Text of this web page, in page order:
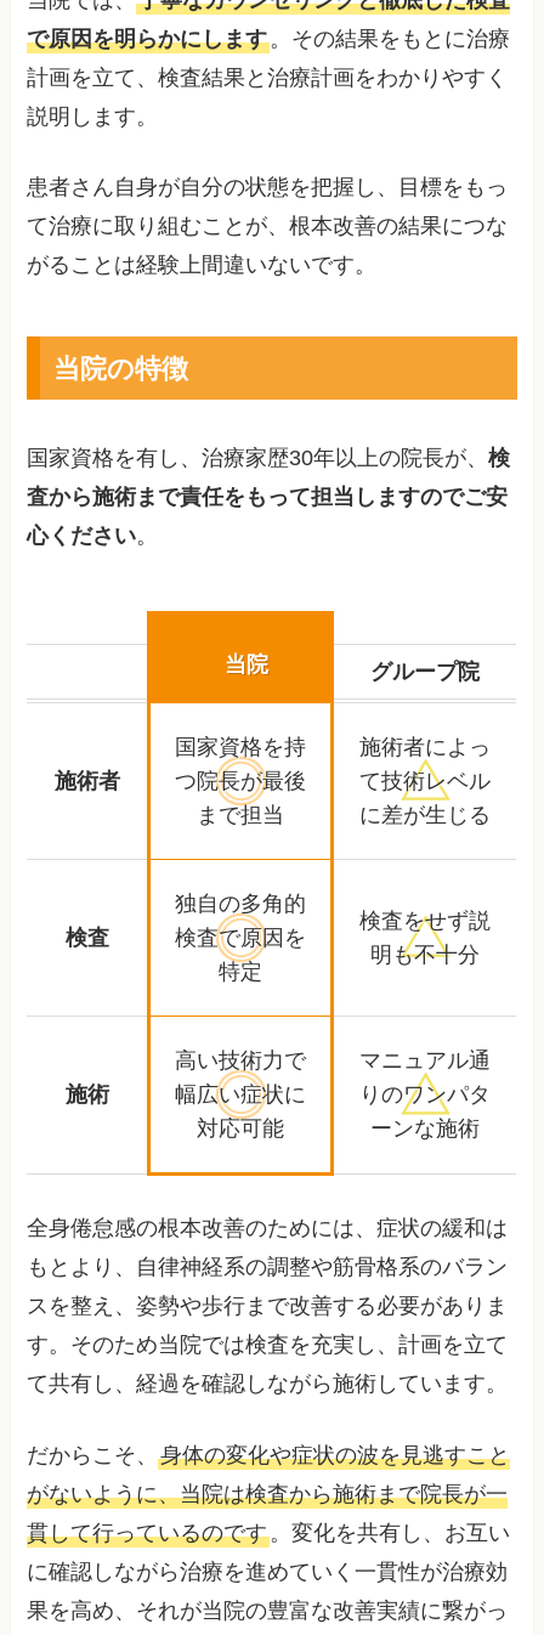
で原因を明らかにします。その結果をもとに治療
計画を立て、検査結果と治療計画をわかりやすく
説明します。
患者さん自身が自分の状態を把握し、目標をもっ
て治療に取り組むことが、根本改善の結果につな
がることは経験上間違いないです。
当院の特徴
国家資格を有し、治療家歴30年以上の院長が、検
査から施術まで責任をもって担当しますのでご安
心ください。
当院 グループ院
施術者
国家資格を持
つ院長が最後
まで担当
施術者によっ
て技術レベル
に差が生じる
検査
独自の多角的
検査で原因を
特定
検査をせず説
明も不十分
施術
高い技術力で
幅広い症状に
対応可能
マニュアル通
りのワンパタ
ーンな施術
全身倦怠感の根本改善のためには、症状の緩和は
もとより、自律神経系の調整や筋骨格系のバラン
スを整え、姿勢や歩行まで改善する必要がありま
す。そのため当院では検査を充実し、計画を立て
て共有し、経過を確認しながら施術しています。
だからこそ、身体の変化や症状の波を見逃すこと
がないように、当院は検査から施術まで院長が一
貫して行っているのです。変化を共有し、お互い
に確認しながら治療を進めていく一貫性が治療効
果を高め、それが当院の豊富な改善実績に繋がっ